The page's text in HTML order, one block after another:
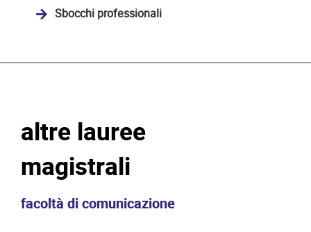
Sbocchi professionali
altre lauree
magistrali
facoltà di comunicazione